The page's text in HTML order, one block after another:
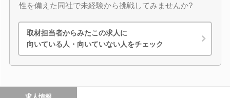
性を備えた同社で未経験から挑戦してみませんか?
取材担当者からみたこの求人に
向いている人・向いていない人をチェック
求人情報